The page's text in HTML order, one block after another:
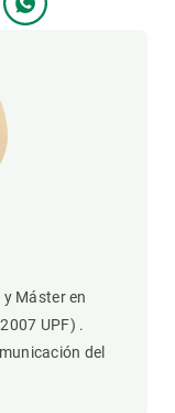
Máster en
UPF) .
del